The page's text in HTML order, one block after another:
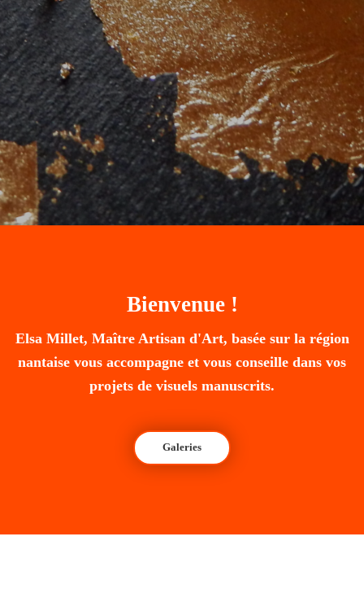
Bienvenue !
Elsa Millet, Maître Artisan d'Art, basée sur la région
nantaise vous accompagne et vous conseille dans vos
projets de visuels manuscrits.
Galeries